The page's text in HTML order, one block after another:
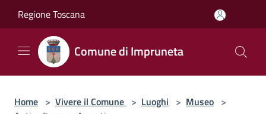
Regione Toscana
Comune di Impruneta
Home > Vivere il Comune > Luoghi > Museo >